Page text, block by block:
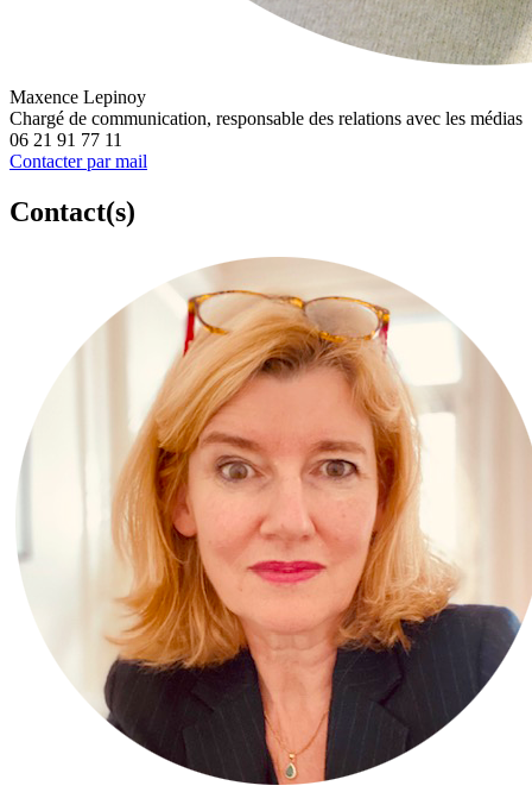
Maxence Lepinoy
Chargé de communication, responsable des relations avec les médias
06 21 91 77 11
Contacter par mail
Contact(s)